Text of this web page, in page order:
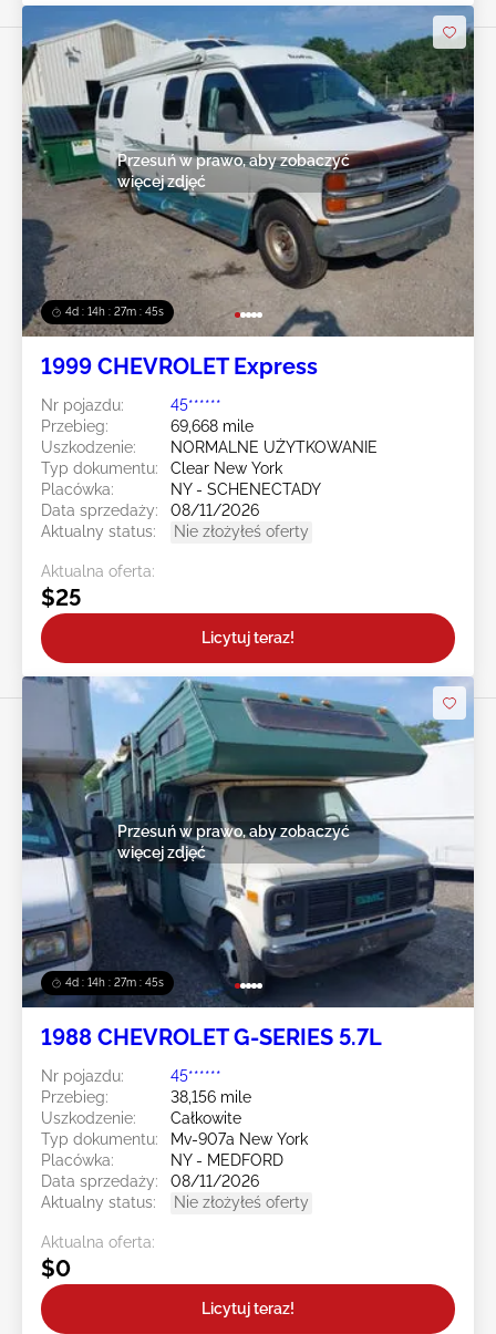
4d : 14h : 27m : 43s
Przesuń w prawo, aby zobaczyć
więcej zdjęć
1999 CHEVROLET Express
Nr pojazdu:
45******
Przebieg:
69,668 mile
Uszkodzenie:
NORMALNE UŻYTKOWANIE
Typ dokumentu:
Clear New York
Placówka:
NY - SCHENECTADY
Data sprzedaży:
08/11/2026
Aktualny status:
Nie złożyłeś oferty
Aktualna oferta:
$25
Licytuj teraz!
4d : 14h : 27m : 43s
Przesuń w prawo, aby zobaczyć
więcej zdjęć
1988 CHEVROLET G-SERIES 5.7L
Nr pojazdu:
45******
Przebieg:
38,156 mile
Uszkodzenie:
Całkowite
Typ dokumentu:
Mv-907a New York
Placówka:
NY - MEDFORD
Data sprzedaży:
08/11/2026
Aktualny status:
Nie złożyłeś oferty
Aktualna oferta:
$0
Licytuj teraz!